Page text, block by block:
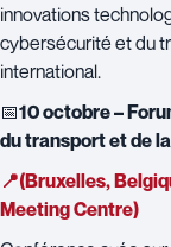
innovations
cybersécurité et du
international.
📅10 octobre –
du transport et de
📍(Bruxelles,
Meeting Centre)